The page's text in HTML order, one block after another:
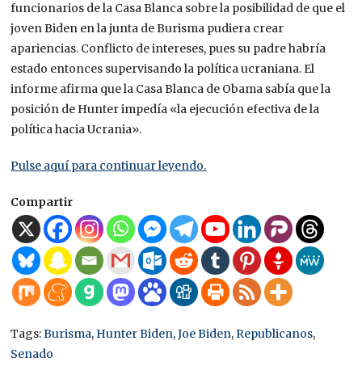
funcionarios de la Casa Blanca sobre la posibilidad de que el
joven Biden en la junta de Burisma pudiera crear
apariencias. Conflicto de intereses, pues su padre habría
estado entonces supervisando la política ucraniana. El
informe afirma que la Casa Blanca de Obama sabía que la
posición de Hunter impedía «la ejecución efectiva de la
política hacia Ucrania».
Pulse aquí para continuar leyendo.
Compartir
Tags:Burisma, Hunter Biden,Joe Biden,Republicanos,
Senado